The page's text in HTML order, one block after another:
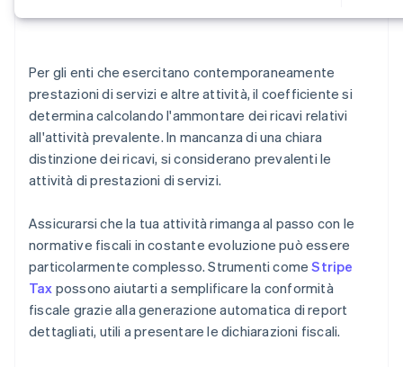
Per gli enti che esercitano contemporaneamente
prestazioni di servizi e altre attività, il coefficiente si
determina calcolando l'ammontare dei ricavi relativi
all'attività prevalente. In mancanza di una chiara
distinzione dei ricavi, si considerano prevalenti le
attività di prestazioni di servizi.
Assicurarsi che la tua attività rimanga al passo con le
normative fiscali in costante evoluzione può essere
particolarmente complesso. Strumenti comeStripe
Tax possono aiutarti a semplificare la conformità
fiscale grazie alla generazione automatica di report
dettagliati, utili a presentare le dichiarazioni fiscali.